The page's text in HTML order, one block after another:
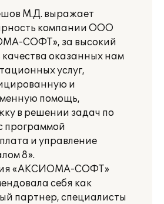
М.Д. выражает
компании ООО
СОФТ», за высокий
качества оказанных нам
услуг,
и
помощь,
в решении задач по
программой
и управление
8».
«АКСИОМА-СОФТ»
себя как
партнер, специалисты